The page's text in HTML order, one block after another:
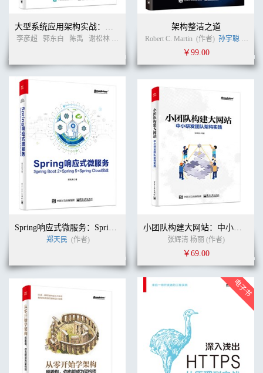
大型系统应用架构实战：部署、容灾、性能优化
李彦超 郭东白 陈禹 谢松林 周志伟 桑植 (作者)
架构整洁之道
Robert C. Martin (作者) 孙宇聪 (译者)
￥99.00
Spring响应式微服务：Spring Boot 2+Spring 5+Spring Cloud实战
郑天民 (作者)
小团队构建大网站：中小研发团队架构实践
张辉清 杨丽 (作者)
￥69.00